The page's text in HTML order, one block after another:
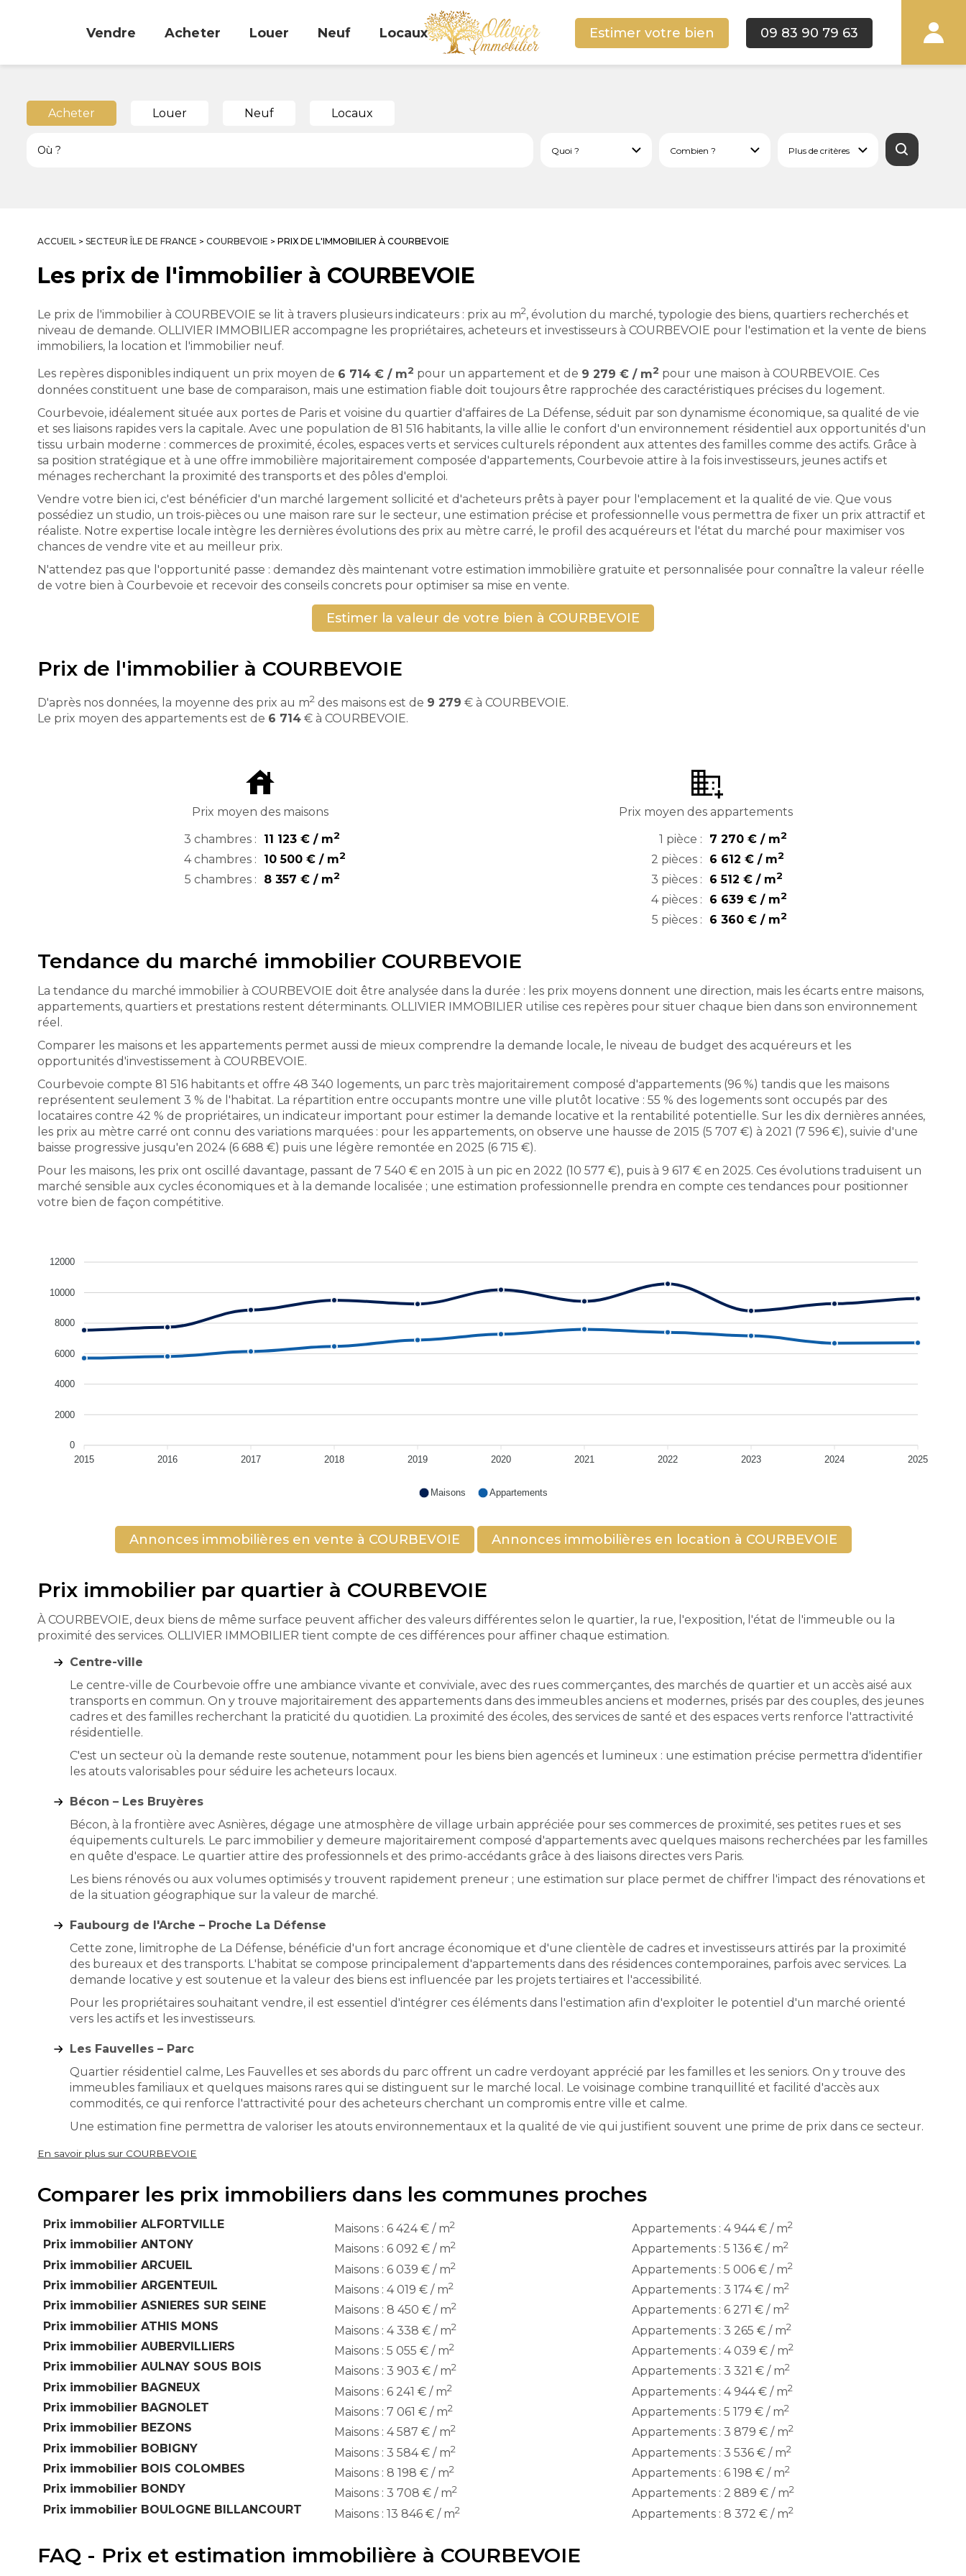
Estimer votre bien 09 83 90 79 63
Vendre Acheter Louer Neuf Locaux
Acheter Louer Neuf Locaux
ACCUEIL > SECTEUR ÎLE DE FRANCE > COURBEVOIE > PRIX DE L'IMMOBILIER À COURBEVOIE
Les prix de l'immobilier à COURBEVOIE
Le prix de l'immobilier à COURBEVOIE se lit à travers plusieurs indicateurs : prix au m2, évolution du marché, typologie des biens, quartiers recherchés et
niveau de demande. OLLIVIER IMMOBILIER accompagne les propriétaires, acheteurs et investisseurs à COURBEVOIE pour l'estimation et la vente de biens
immobiliers, la location et l'immobilier neuf.
Les repères disponibles indiquent un prix moyen de 6 714 € / m2 pour un appartement et de 9 279 € / m2 pour une maison à COURBEVOIE. Ces
données constituent une base de comparaison, mais une estimation fiable doit toujours être rapprochée des caractéristiques précises du logement.
Courbevoie, idéalement située aux portes de Paris et voisine du quartier d'affaires de La Défense, séduit par son dynamisme économique, sa qualité de vie
et ses liaisons rapides vers la capitale. Avec une population de 81 516 habitants, la ville allie le confort d'un environnement résidentiel aux opportunités d'un
tissu urbain moderne : commerces de proximité, écoles, espaces verts et services culturels répondent aux attentes des familles comme des actifs. Grâce à
sa position stratégique et à une offre immobilière majoritairement composée d'appartements, Courbevoie attire à la fois investisseurs, jeunes actifs et
ménages recherchant la proximité des transports et des pôles d'emploi.
Vendre votre bien ici, c'est bénéficier d'un marché largement sollicité et d'acheteurs prêts à payer pour l'emplacement et la qualité de vie. Que vous
possédiez un studio, un trois-pièces ou une maison rare sur le secteur, une estimation précise et professionnelle vous permettra de fixer un prix attractif et
réaliste. Notre expertise locale intègre les dernières évolutions des prix au mètre carré, le profil des acquéreurs et l'état du marché pour maximiser vos
chances de vendre vite et au meilleur prix.
N'attendez pas que l'opportunité passe : demandez dès maintenant votre estimation immobilière gratuite et personnalisée pour connaître la valeur réelle
de votre bien à Courbevoie et recevoir des conseils concrets pour optimiser sa mise en vente.
Estimer la valeur de votre bien à COURBEVOIE
Prix de l'immobilier à COURBEVOIE
D'après nos données, la moyenne des prix au m2 des maisons est de 9 279 € à COURBEVOIE.
Le prix moyen des appartements est de 6 714 € à COURBEVOIE.
Prix moyen des maisons
3 chambres :
11 123 € / m2
4 chambres : 10 500 € / m2
5 chambres : 8 357 € / m2
Prix moyen des appartements
1 pièce :
7 270 € / m2
2 pièces : 6 612 € / m2
3 pièces : 6 512 € / m2
4 pièces : 6 639 € / m2
5 pièces : 6 360 € / m2
Tendance du marché immobilier COURBEVOIE
La tendance du marché immobilier à COURBEVOIE doit être analysée dans la durée : les prix moyens donnent une direction, mais les écarts entre maisons,
appartements, quartiers et prestations restent déterminants. OLLIVIER IMMOBILIER utilise ces repères pour situer chaque bien dans son environnement
réel.
Comparer les maisons et les appartements permet aussi de mieux comprendre la demande locale, le niveau de budget des acquéreurs et les
opportunités d'investissement à COURBEVOIE.
Courbevoie compte 81 516 habitants et offre 48 340 logements, un parc très majoritairement composé d'appartements (96 %) tandis que les maisons
représentent seulement 3 % de l'habitat. La répartition entre occupants montre une ville plutôt locative : 55 % des logements sont occupés par des
locataires contre 42 % de propriétaires, un indicateur important pour estimer la demande locative et la rentabilité potentielle. Sur les dix dernières années,
les prix au mètre carré ont connu des variations marquées : pour les appartements, on observe une hausse de 2015 (5 707 €) à 2021 (7 596 €), suivie d'une
baisse progressive jusqu'en 2024 (6 688 €) puis une légère remontée en 2025 (6 715 €).
Pour les maisons, les prix ont oscillé davantage, passant de 7 540 € en 2015 à un pic en 2022 (10 577 €), puis à 9 617 € en 2025. Ces évolutions traduisent un
marché sensible aux cycles économiques et à la demande localisée ; une estimation professionnelle prendra en compte ces tendances pour positionner
votre bien de façon compétitive.
12000
10000
8000
6000
4000
2000
0
2015
2016 2017 2018 2019 2020 2021 2022 2023 2024 2025
Maisons Appartements
Annonces immobilières en vente à COURBEVOIE Annonces immobilières en location à COURBEVOIE
Prix immobilier par quartier à COURBEVOIE
À COURBEVOIE, deux biens de même surface peuvent afficher des valeurs différentes selon le quartier, la rue, l'exposition, l'état de l'immeuble ou la
proximité des services. OLLIVIER IMMOBILIER tient compte de ces différences pour affiner chaque estimation.
Centre-ville
Le centre-ville de Courbevoie offre une ambiance vivante et conviviale, avec des rues commerçantes, des marchés de quartier et un accès aisé aux
transports en commun. On y trouve majoritairement des appartements dans des immeubles anciens et modernes, prisés par des couples, des jeunes
cadres et des familles recherchant la praticité du quotidien. La proximité des écoles, des services de santé et des espaces verts renforce l'attractivité
résidentielle.
C'est un secteur où la demande reste soutenue, notamment pour les biens bien agencés et lumineux : une estimation précise permettra d'identifier
les atouts valorisables pour séduire les acheteurs locaux.
Bécon – Les Bruyères
Bécon, à la frontière avec Asnières, dégage une atmosphère de village urbain appréciée pour ses commerces de proximité, ses petites rues et ses
équipements culturels. Le parc immobilier y demeure majoritairement composé d'appartements avec quelques maisons recherchées par les familles
en quête d'espace. Le quartier attire des professionnels et des primo-accédants grâce à des liaisons directes vers Paris.
Les biens rénovés ou aux volumes optimisés y trouvent rapidement preneur ; une estimation sur place permet de chiffrer l'impact des rénovations et
de la situation géographique sur la valeur de marché.
Faubourg de l'Arche – Proche La Défense
Cette zone, limitrophe de La Défense, bénéficie d'un fort ancrage économique et d'une clientèle de cadres et investisseurs attirés par la proximité
des bureaux et des transports. L'habitat se compose principalement d'appartements dans des résidences contemporaines, parfois avec services. La
demande locative y est soutenue et la valeur des biens est influencée par les projets tertiaires et l'accessibilité.
Pour les propriétaires souhaitant vendre, il est essentiel d'intégrer ces éléments dans l'estimation afin d'exploiter le potentiel d'un marché orienté
vers les actifs et les investisseurs.
Les Fauvelles – Parc
Quartier résidentiel calme, Les Fauvelles et ses abords du parc offrent un cadre verdoyant apprécié par les familles et les seniors. On y trouve des
immeubles familiaux et quelques maisons rares qui se distinguent sur le marché local. Le voisinage combine tranquillité et facilité d'accès aux
commodités, ce qui renforce l'attractivité pour des acheteurs cherchant un compromis entre ville et calme.
Une estimation fine permettra de valoriser les atouts environnementaux et la qualité de vie qui justifient souvent une prime de prix dans ce secteur.
En savoir plus sur COURBEVOIE
Comparer les prix immobiliers dans les communes proches
Prix immobilier ALFORTVILLE Maisons : 6 424 € / m2 Appartements : 4 944 € / m2
Prix immobilier ANTONY Maisons : 6 092 € / m2 Appartements : 5 136 € / m2
Prix immobilier ARCUEIL Maisons : 6 039 € / m2 Appartements : 5 006 € / m2
Prix immobilier ARGENTEUIL Maisons : 4 019 € / m2 Appartements : 3 174 € / m2
Prix immobilier ASNIERES SUR SEINE Maisons : 8 450 € / m2 Appartements : 6 271 € / m2
Prix immobilier ATHIS MONS Maisons : 4 338 € / m2 Appartements : 3 265 € / m2
Prix immobilier AUBERVILLIERS Maisons : 5 055 € / m2 Appartements : 4 039 € / m2
Prix immobilier AULNAY SOUS BOIS Maisons : 3 903 € / m2 Appartements : 3 321 € / m2
Prix immobilier BAGNEUX Maisons : 6 241 € / m2 Appartements : 4 944 € / m2
Prix immobilier BAGNOLET Maisons : 7 061 € / m2 Appartements : 5 179 € / m2
Prix immobilier BEZONS Maisons : 4 587 € / m2 Appartements : 3 879 € / m2
Prix immobilier BOBIGNY Maisons : 3 584 € / m2 Appartements : 3 536 € / m2
Prix immobilier BOIS COLOMBES Maisons : 8 198 € / m2 Appartements : 6 198 € / m2
Prix immobilier BONDY Maisons : 3 708 € / m2 Appartements : 2 889 € / m2
Prix immobilier BOULOGNE BILLANCOURT Maisons : 13 846 € / m2 Appartements : 8 372 € / m2
FAQ - Prix et estimation immobilière à COURBEVOIE